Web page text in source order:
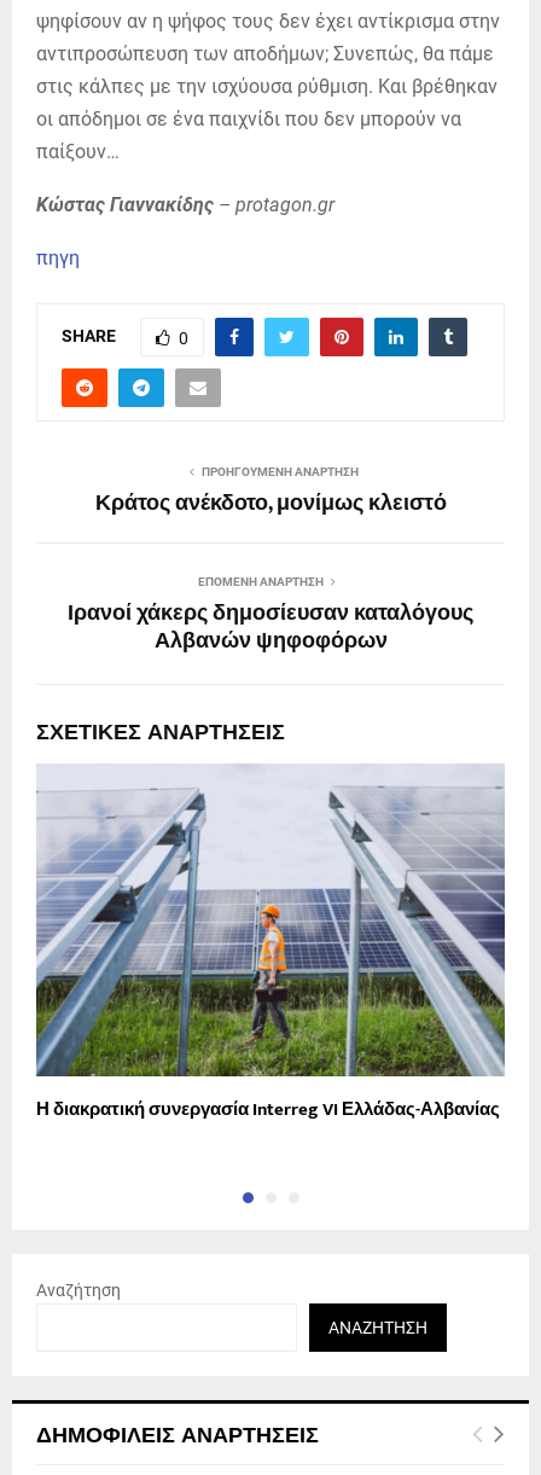
ψηφίσουν αν η ψήφος τους δεν έχει αντίκρισμα στην
αντιπροσώπευση των αποδήμων; Συνεπώς, θα πάμε
στις κάλπες με την ισχύουσα ρύθμιση. Και βρέθηκαν
οι απόδημοι σε ένα παιχνίδι που δεν μπορούν να
παίξουν…
Κώστας Γιαννακίδης – protagon.gr
πηγη
SHARE 0
ΠΡΟΗΓΟΎΜΕΝΗ ΑΝΆΡΤΗΣΗ
Κράτος ανέκδοτο, μονίμως κλειστό
ΕΠΌΜΕΝΗ ΑΝΆΡΤΗΣΗ
Ιρανοί χάκερς δημοσίευσαν καταλόγους
Αλβανών ψηφοφόρων
ΣΧΕΤΙΚΈΣ ΑΝΑΡΤΉΣΕΙΣ
Η διακρατική συνεργασία Interreg VI Ελλάδας-Αλβανίας
Αναζήτηση
ΑΝΑΖΉΤΗΣΗ
ΔΗΜΟΦΙΛΕΊΣ ΑΝΑΡΤΉΣΕΙΣ